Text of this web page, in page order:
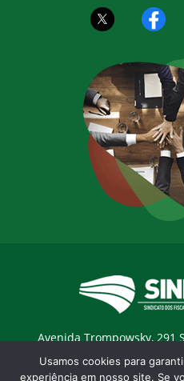
Avenida Trompowsky, 291
Trompowsky Corporate -
88015-300 |E-mail:
Usamos cookies para
experiência em nosso site. Se